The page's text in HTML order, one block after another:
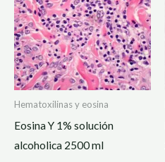
Hematoxilinas y eosina
Eosina Y 1% solución
alcoholica 2500 ml